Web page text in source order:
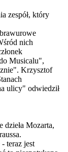
zespół, który
nich
Musicalu",
Krzysztof
ulicy" odwiedził
dzieła Mozarta,
teraz jest